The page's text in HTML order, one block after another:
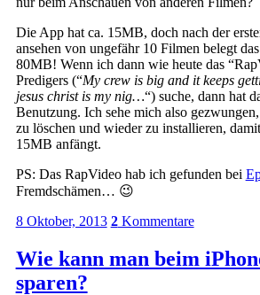
Die App hat ca. 15MB, doch nach der
ansehen von ungefähr 10 Filmen belegt
80MB! Wenn ich dann wie heute das
Predigers (“My crew is big and it keeps
jesus christ is my nig…“) suche, dann hat
Benutzung. Ich sehe mich also
zu löschen und wieder zu installieren,
15MB anfängt.
PS: Das RapVideo hab ich gefunden bei
Fremdschämen… 😉
8 Oktober, 2013 2Kommentare
Wie kann man beim
sparen?